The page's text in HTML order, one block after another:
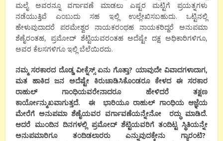
ಮಲೈ ಅವರನ್ನೂ ವರ್ಗಾವಣೆ ಮಾಡಲು ಎಷ್ಟರ ಮಟ್ಟಿಗೆ ಪ್ರಯತ್ನಗಳು
ನಡೆಯುತ್ತಿವೆ ಎಂಬುದು ಸಹ ಇಲ್ಲಿ ಉಲ್ಲೇಖಿಸಬಹುದು. ಒಟ್ಟಿನಲ್ಲಿ
ಹೇಳುವುದಾದರೆ ಪರಮೇಶ್ವರ ನಾಯಕರಂಥಹ ನಾಯಕರಿದ್ದರೆ ಅನುಪಮಾ
ಶೆಣೈರಂತಹ, ಪ್ರಮೋದ್ ಶೆಟ್ಟಿಯವರಂತಹ ಅದೆಷ್ಟೇ ದಕ್ಷ ಅಧಿಕಾರಿಗಳಿಗೂ,
ಅವರ ಕೆಲಸಗಳಿಗೂ ಇಲ್ಲಿ ಬೆಲೆಯಿರದು.
ನಮ್ಮ ಸರಕಾರದ ದೊಡ್ಡ ವೀಕ್ನೆಸ್ಸ್ ಏನು ಗೊತ್ತಾ? ಯಾವುದೇ ವಿವಾದಗಳಾದಾಗ,
ಮತ ಹಾಕಿದ ಜನ ಅದೆಷ್ಟೇ ಕಿರುಚಾಡಿಸಿಕೊಂಡರೂ ಕೇಳದ ಈ ಸರಕಾರ
ರಾಹುಲ್ ಗಾಂಧಿಯವರೇನಾದರೂ ಹೇಳಿದರೆ ತಕ್ಷಣ
ಕಾರ್ಯೋನ್ಮುಖವಾಗುತ್ತದೆ. ಈ ಭಾರಿಯೂ ರಾಹುಲ್ ಗಾಂಧಿಯ ಆಜ್ಞೆಯ
ಮೇರೆಗೆ ಅನುಪಮಾ ಶೆಣೈಯವರ ವರ್ಗಾವಣೆಯನ್ನೇನೋ ರದ್ಧು ಮಾಡಿದೆ.
ಆದರೆ ಮುಂದಿನ ದಿನಗಳಲ್ಲಿ ಪ್ರಮೋದ್ ಶೆಟ್ಟಿಯವರಿಗೆ ತಂದಿಟ್ಟ ಸ್ಥಿತಿಯನ್ನೇ
ಅನುಪಮಾರಿಗೂ ತಂದಿಡಲಾರರು ಎನ್ನುವುದಕ್ಕೇನು ಗ್ಯಾರಂಟಿ?